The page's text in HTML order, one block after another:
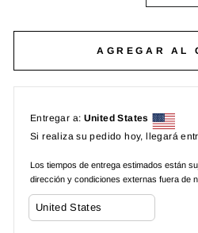
AGREGAR AL
Entregar a: United States
Si realiza su pedido hoy, llegará
Los tiempos de entrega estimados están
dirección y condiciones externas fuera de